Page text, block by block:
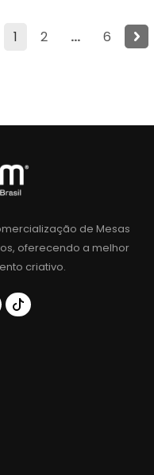
1 2 ... 6
de Mesas
oferecendo a melhor
criativo.